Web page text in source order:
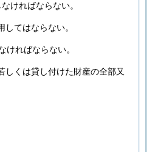
ければならない。
てはならない。
ればならない。
くは貸し付けた財産の全部又